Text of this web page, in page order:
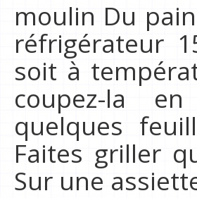
moulin Du
réfrigérateur
soit à
coupez-la
quelques
Faites griller
Sur une